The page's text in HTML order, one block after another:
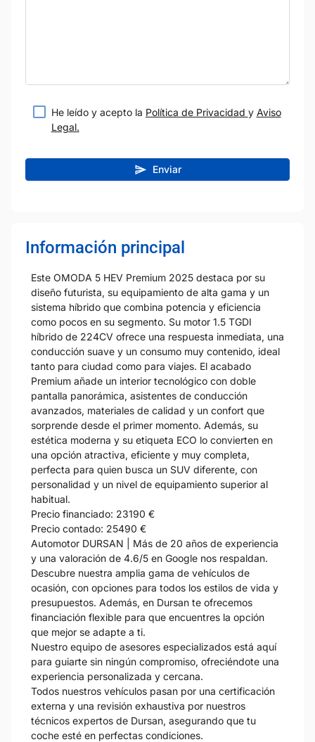
He leído y acepto la Política de Privacidad y Aviso
Legal.
Enviar
Información principal
Este OMODA 5 HEV Premium 2025 destaca por su
diseño futurista, su equipamiento de alta gama y un
sistema híbrido que combina potencia y eficiencia
como pocos en su segmento. Su motor 1.5 TGDI
híbrido de 224CV ofrece una respuesta inmediata, una
conducción suave y un consumo muy contenido, ideal
tanto para ciudad como para viajes. El acabado
Premium añade un interior tecnológico con doble
pantalla panorámica, asistentes de conducción
avanzados, materiales de calidad y un confort que
sorprende desde el primer momento. Además, su
estética moderna y su etiqueta ECO lo convierten en
una opción atractiva, eficiente y muy completa,
perfecta para quien busca un SUV diferente, con
personalidad y un nivel de equipamiento superior al
habitual.
Precio financiado: 23190 €
Precio contado: 25490 €
Automotor DURSAN | Más de 20 años de experiencia
y una valoración de 4.6/5 en Google nos respaldan.
Descubre nuestra amplia gama de vehículos de
ocasión, con opciones para todos los estilos de vida y
presupuestos. Además, en Dursan te ofrecemos
financiación flexible para que encuentres la opción
que mejor se adapte a ti.
Nuestro equipo de asesores especializados está aquí
para guiarte sin ningún compromiso, ofreciéndote una
experiencia personalizada y cercana.
Todos nuestros vehículos pasan por una certificación
externa y una revisión exhaustiva por nuestros
técnicos expertos de Dursan, asegurando que tu
coche esté en perfectas condiciones.